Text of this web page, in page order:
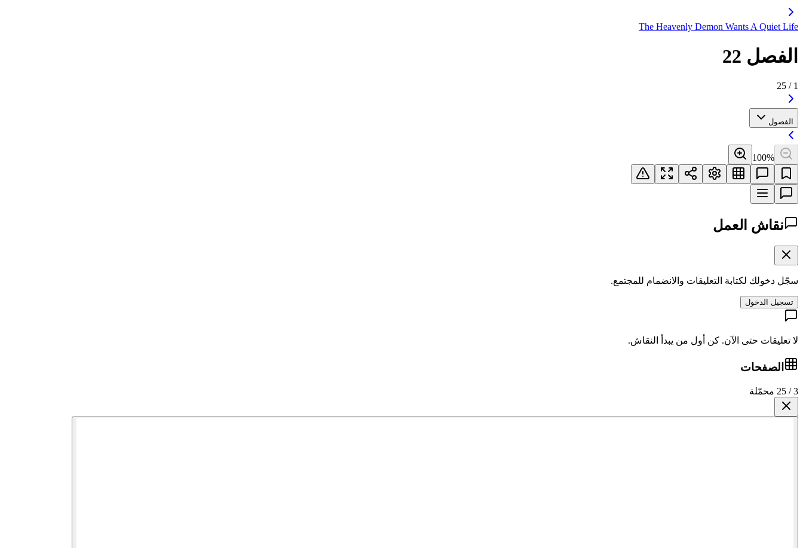
The Heavenly Demon Wants A Quiet Life
الفصل 22
1
/
25
الفصول
100%
نقاش العمل
سجّل دخولك لكتابة التعليقات والانضمام للمجتمع.
تسجيل الدخول
لا تعليقات حتى الآن. كن أول من يبدأ النقاش.
الصفحات
3 / 25 محمّلة